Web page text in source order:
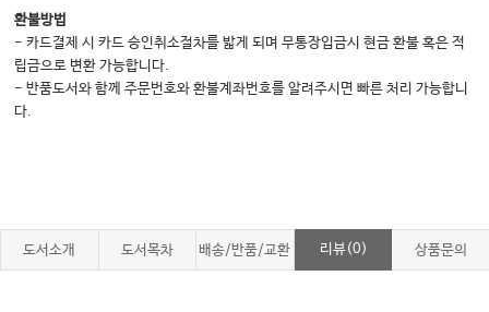
환불방법
- 카드결제 시 카드 승인취소절차를 밟게 되며 무통장입금시 현금 환불 혹은 적
립금으로 변환 가능합니다.
- 반품도서와 함께 주문번호와 환불계좌번호를 알려주시면 빠른 처리 가능합니
다.
도서소개 도서목차 배송/반품/교환 리뷰(0) 상품문의